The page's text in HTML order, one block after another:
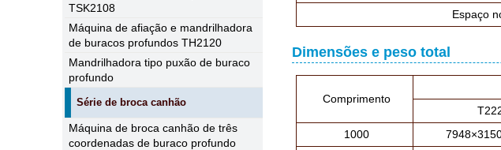
TSK2108
Máquina de afiação e mandrilhadora
de buracos profundos TH2120
Mandrilhadora tipo puxão de buraco
profundo
Série de broca canhão
Máquina de broca canhão de três
coordenadas de buraco profundo
Espaço
Dimensões e peso total
Comprimento
1000